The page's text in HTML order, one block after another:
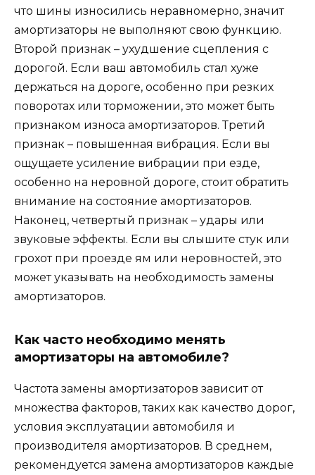
что шины износились неравномерно, значит
амортизаторы не выполняют свою функцию.
Второй признак – ухудшение сцепления с
дорогой. Если ваш автомобиль стал хуже
держаться на дороге, особенно при резких
поворотах или торможении, это может быть
признаком износа амортизаторов. Третий
признак – повышенная вибрация. Если вы
ощущаете усиление вибрации при езде,
особенно на неровной дороге, стоит обратить
внимание на состояние амортизаторов.
Наконец, четвертый признак – удары или
звуковые эффекты. Если вы слышите стук или
грохот при проезде ям или неровностей, это
может указывать на необходимость замены
амортизаторов.
Как часто необходимо менять
амортизаторы на автомобиле?
Частота замены амортизаторов зависит от
множества факторов, таких как качество дорог,
условия эксплуатации автомобиля и
производителя амортизаторов. В среднем,
рекомендуется замена амортизаторов каждые